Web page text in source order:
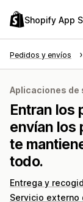
Shopify App
Pedidos y envíos
Aplicaciones de
Entran los
envían los
te
todo.
Entrega y
Servicio externo